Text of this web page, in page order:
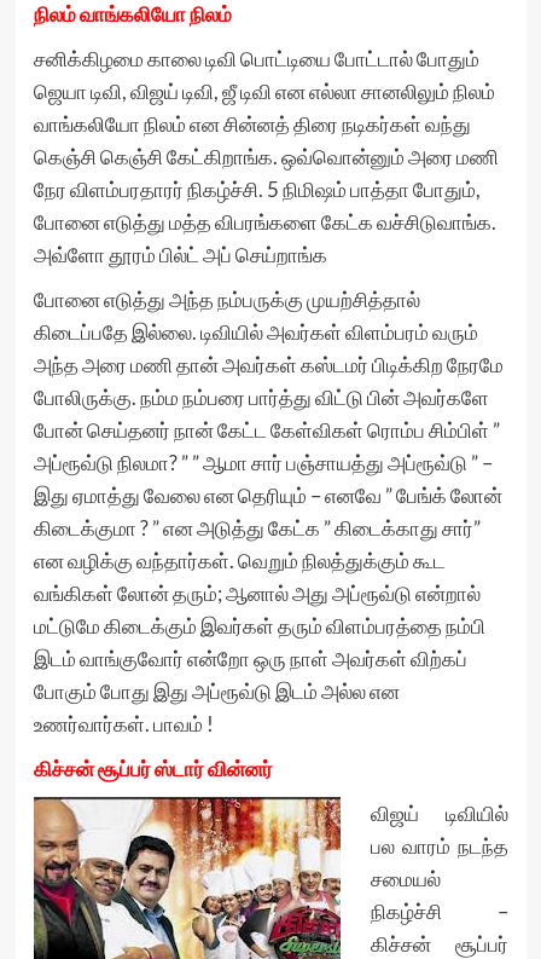
நிலம் வாங்கலியோ நிலம்
சனிக்கிழமை காலை டிவி பொட்டியை போட்டால் போதும்
ஜெயா டிவி, விஜய் டிவி, ஜீ டிவி என எல்லா சானலிலும் நிலம்
வாங்கலியோ நிலம் என சின்னத் திரை நடிகர்கள் வந்து
கெஞ்சி கெஞ்சி கேட்கிறாங்க. ஒவ்வொன்னும் அரை மணி
நேர விளம்பரதாரர் நிகழ்ச்சி. 5 நிமிஷம் பாத்தா போதும்,
போனை எடுத்து மத்த விபரங்களை கேட்க வச்சிடுவாங்க.
அவ்ளோ தூரம் பில்ட் அப் செய்றாங்க
போனை எடுத்து அந்த நம்பருக்கு முயற்சித்தால்
கிடைப்பதே இல்லை. டிவியில் அவர்கள் விளம்பரம் வரும்
அந்த அரை மணி தான் அவர்கள் கஸ்டமர் பிடிக்கிற நேரமே
போலிருக்கு. நம்ம நம்பரை பார்த்து விட்டு பின் அவர்களே
போன் செய்தனர் நான் கேட்ட கேள்விகள் ரொம்ப சிம்பிள் ”
அப்ரூவ்டு நிலமா? ” ” ஆமா சார் பஞ்சாயத்து அப்ரூவ்டு ” –
இது ஏமாத்து வேலை என தெரியும் – எனவே ” பேங்க் லோன்
கிடைக்குமா ? ” என அடுத்து கேட்க ” கிடைக்காது சார்”
என வழிக்கு வந்தார்கள். வெறும் நிலத்துக்கும் கூட
வங்கிகள் லோன் தரும்; ஆனால் அது அப்ரூவ்டு என்றால்
மட்டுமே கிடைக்கும் இவர்கள் தரும் விளம்பரத்தை நம்பி
இடம் வாங்குவோர் என்றோ ஒரு நாள் அவர்கள் விற்கப்
போகும் போது இது அப்ரூவ்டு இடம் அல்ல என
உணர்வார்கள். பாவம் !
கிச்சன் சூப்பர் ஸ்டார் வின்னர்
விஜய் டிவியில்
பல வாரம் நடந்த
சமையல்
நிகழ்ச்சி –
கிச்சன் சூப்பர்